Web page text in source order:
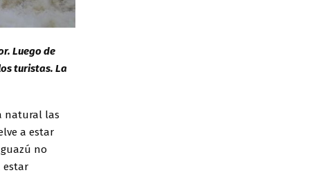
Luego de
turistas. La
natural las
a estar
no
estar